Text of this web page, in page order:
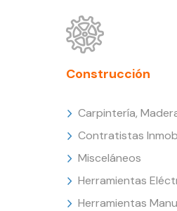
Construcción
Carpintería,
Contratistas
Misceláneos
Herramientas
Herramientas